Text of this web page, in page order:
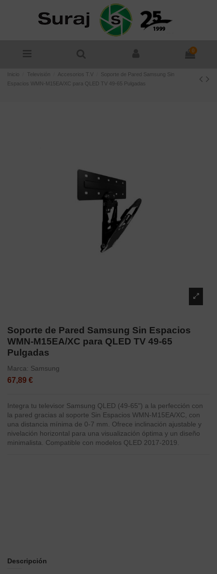
0
Inicio Televisión Accesorios T.V
Soporte de Pared Samsung Sin
Espacios WMN-M15EA/XC para QLED TV 49-65 Pulgadas
Soporte de Pared Samsung Sin Espacios
WMN-M15EA/XC para QLED TV 49-65
Pulgadas
Marca: Samsung
67,89 €
Integra tu televisor Samsung QLED (49-65") a la perfección con
la pared gracias al soporte Sin Espacios WMN-M15EA/XC, con
una distancia mínima de 0-7 mm. Ofrece inclinación ajustable y
nivelación horizontal para una visualización óptima y un diseño
minimalista. Compatible con modelos QLED 2017-2019.
Descripción